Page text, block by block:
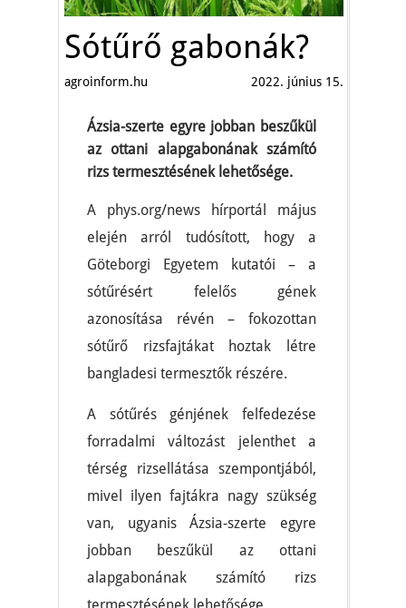
Sótűrő gabonák?
agroinform.hu 2022. június 15.
Ázsia-szerte egyre jobban beszűkül
az ottani alapgabonának számító
rizs termesztésének lehetősége.
A phys.org/news hírportál május
elején arról tudósított, hogy a
Göteborgi Egyetem kutatói – a
sótűrésért felelős gének
azonosítása révén – fokozottan
sótűrő rizsfajtákat hoztak létre
bangladesi termesztők részére.
A sótűrés génjének felfedezése
forradalmi változást jelenthet a
térség rizsellátása szempontjából,
mivel ilyen fajtákra nagy szükség
van, ugyanis Ázsia-szerte egyre
jobban beszűkül az ottani
alapgabonának számító rizs